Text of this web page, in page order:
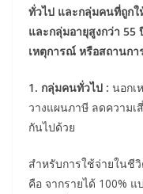
ทั่วไป และกลุ่มคนที่ถูกใ
และกลุ่มอายุสูงกว่า 55
เหตุการณ์ หรือสถานก
1. กลุ่มคนทั่วไป : นอกเ
วางแผนภาษี ลดความ
กันไปด้วย
สำหรับการใช้จ่ายในชี
คือ จากรายได้